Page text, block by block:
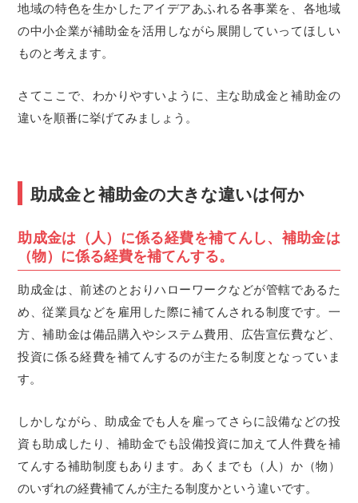
地域の特色を生かしたアイデアあふれる各事業を、各地域
の中小企業が補助金を活用しながら展開していってほしい
ものと考えます。
さてここで、わかりやすいように、主な助成金と補助金の
違いを順番に挙げてみましょう。
助成金と補助金の大きな違いは何か
助成金は（人）に係る経費を補てんし、補助金は
（物）に係る経費を補てんする。
助成金は、前述のとおりハローワークなどが管轄であるた
め、従業員などを雇用した際に補てんされる制度です。一
方、補助金は備品購入やシステム費用、広告宣伝費など、
投資に係る経費を補てんするのが主たる制度となっていま
す。
しかしながら、助成金でも人を雇ってさらに設備などの投
資も助成したり、補助金でも設備投資に加えて人件費を補
てんする補助制度もあります。あくまでも（人）か（物）
のいずれの経費補てんが主たる制度かという違いです。